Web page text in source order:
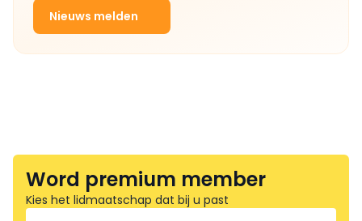
Nieuws melden
Word premium member
Kies het lidmaatschap dat bij u past